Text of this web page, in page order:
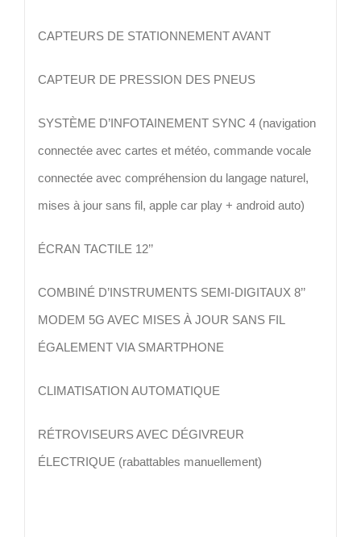
CAPTEURS DE STATIONNEMENT AVANT
CAPTEUR DE PRESSION DES PNEUS
SYSTÈME D’INFOTAINEMENT SYNC 4 (navigation
connectée avec cartes et météo, commande vocale
connectée avec compréhension du langage naturel,
mises à jour sans fil, apple car play + android auto)
ÉCRAN TACTILE 12’’
COMBINÉ D’INSTRUMENTS SEMI-DIGITAUX 8’’
MODEM 5G AVEC MISES À JOUR SANS FIL
ÉGALEMENT VIA SMARTPHONE
CLIMATISATION AUTOMATIQUE
RÉTROVISEURS AVEC DÉGIVREUR
ÉLECTRIQUE (rabattables manuellement)